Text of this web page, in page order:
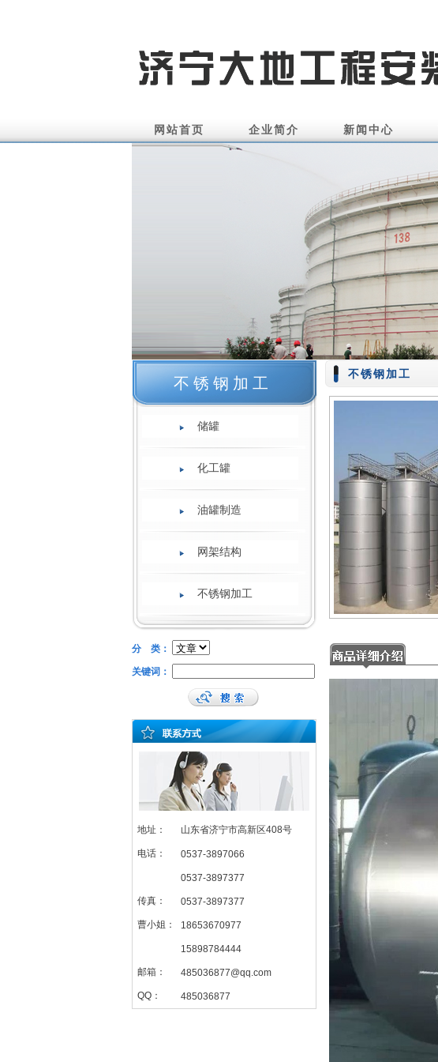
网站首页 企业简介 新闻中心
不锈钢加工
储罐
化工罐
油罐制造
网架结构
不锈钢加工
分 类：
关键词：
地址： 山东省济宁市高新区408号
电话： 0537-3897066
0537-3897377
传真： 0537-3897377
曹小姐： 18653670977
15898784444
邮箱： 485036877@qq.com
QQ： 485036877
不锈钢加工